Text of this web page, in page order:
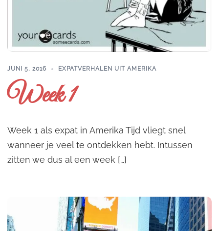
JUNI 5, 2016 EXPATVERHALEN UIT AMERIKA
Week 1
Week 1 als expat in Amerika Tijd vliegt snel
wanneer je veel te ontdekken hebt. Intussen
zitten we dus al een week […]